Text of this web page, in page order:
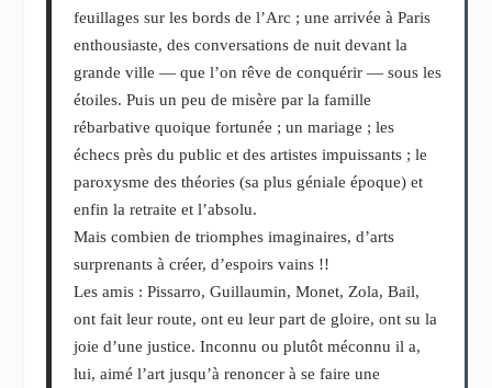
feuillages sur les bords de l’Arc ; une arrivée à Paris
enthousiaste, des conversations de nuit devant la
grande ville — que l’on rêve de conquérir — sous les
étoiles. Puis un peu de misère par la famille
rébarbative quoique fortunée ; un mariage ; les
échecs près du public et des artistes impuissants ; le
paroxysme des théories (sa plus géniale époque) et
enfin la retraite et l’absolu.
Mais combien de triomphes imaginaires, d’arts
surprenants à créer, d’espoirs vains !!
Les amis : Pissarro, Guillaumin, Monet, Zola, Bail,
ont fait leur route, ont eu leur part de gloire, ont su la
joie d’une justice. Inconnu ou plutôt méconnu il a,
lui, aimé l’art jusqu’à renoncer à se faire une